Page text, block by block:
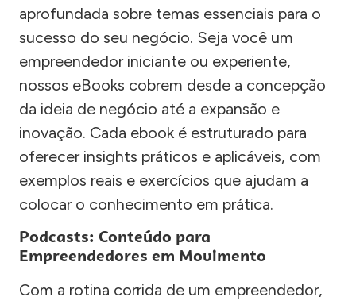
aprofundada sobre temas essenciais para o
sucesso do seu negócio. Seja você um
empreendedor iniciante ou experiente,
nossos eBooks cobrem desde a concepção
da ideia de negócio até a expansão e
inovação. Cada ebook é estruturado para
oferecer insights práticos e aplicáveis, com
exemplos reais e exercícios que ajudam a
colocar o conhecimento em prática.
Podcasts: Conteúdo para
Empreendedores em Movimento
Com a rotina corrida de um empreendedor,